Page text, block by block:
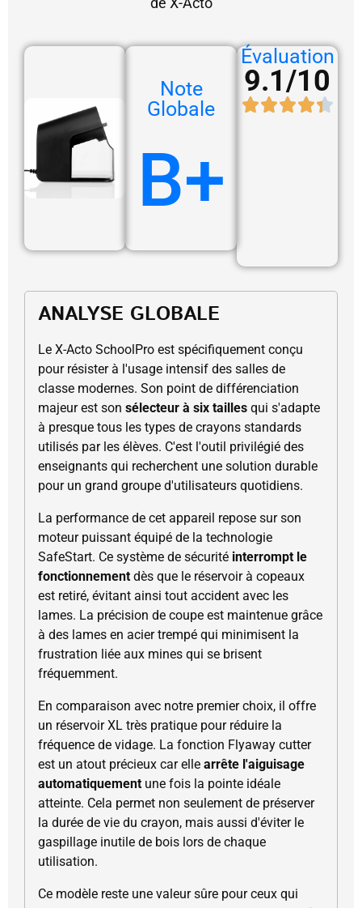
Note
Globale
B+
Évaluation
9.1/10
ANALYSE GLOBALE
Le X-Acto SchoolPro est spécifiquement conçu
pour résister à l'usage intensif des salles de
classe modernes. Son point de différenciation
majeur est son sélecteur à six tailles qui s'adapte
à presque tous les types de crayons standards
utilisés par les élèves. C'est l'outil privilégié des
enseignants qui recherchent une solution durable
pour un grand groupe d'utilisateurs quotidiens.
La performance de cet appareil repose sur son
moteur puissant équipé de la technologie
SafeStart. Ce système de sécurité interrompt le
fonctionnement dès que le réservoir à copeaux
est retiré, évitant ainsi tout accident avec les
lames. La précision de coupe est maintenue grâce
à des lames en acier trempé qui minimisent la
frustration liée aux mines qui se brisent
fréquemment.
En comparaison avec notre premier choix, il offre
un réservoir XL très pratique pour réduire la
fréquence de vidage. La fonction Flyaway cutter
est un atout précieux car elle arrête l'aiguisage
automatiquement une fois la pointe idéale
atteinte. Cela permet non seulement de préserver
la durée de vie du crayon, mais aussi d'éviter le
gaspillage inutile de bois lors de chaque
utilisation.
Ce modèle reste une valeur sûre pour ceux qui